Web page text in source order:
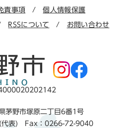
責事項 個人情報保護
RSSについて お問い合わせ
茅野市塚原二丁目6番1号
代表) Fax：0266-72-9040